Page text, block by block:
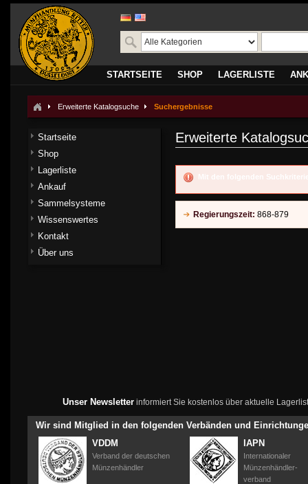
STARTSEITE SHOP LAGERLISTE
Erweiterte Katalogsuche Suchergebnisse
Erweiterte
Mit den folgenden
Regierungszeit: 868-879
Startseite
Shop
Lagerliste
Ankauf
Sammelsysteme
Wissenswertes
Kontakt
Über uns
Unser Newsletterinformiert Sie kostenlos über aktuelle
Wir sind Mitglied in den folgenden Verbänden und
VDDM
Verband der deutschen
Münzenhändler
IAPN
Internationaler
Münzenhändler-
verband